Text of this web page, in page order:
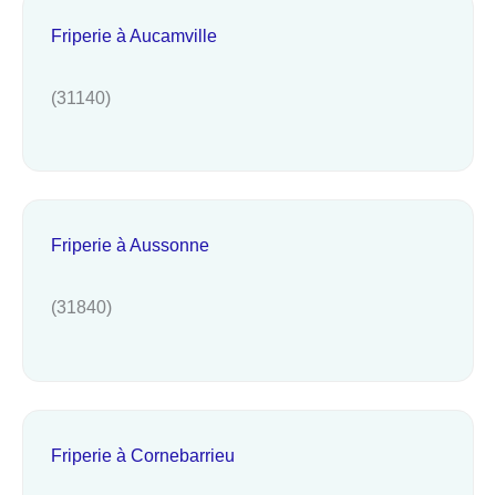
Friperie à Aucamville
(31140)
Friperie à Aussonne
(31840)
Friperie à Cornebarrieu